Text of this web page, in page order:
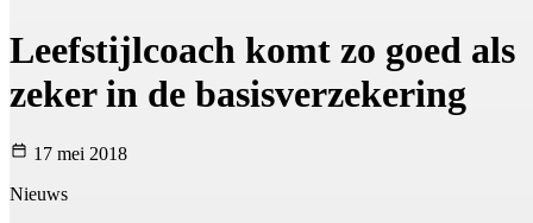
Leefstijlcoach komt zo goed als
zeker in de basisverzekering
17 mei 2018
Nieuws